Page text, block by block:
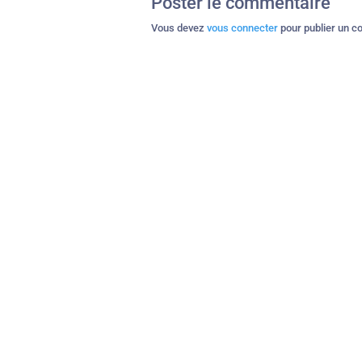
Vous devez vous connecter pour publier un